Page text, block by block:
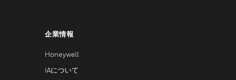
企業情報
Honeywell
IAについて